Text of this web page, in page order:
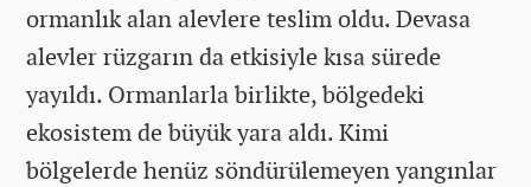
ormanlık alan alevlere teslim oldu. Devasa
alevler rüzgarın da etkisiyle kısa sürede
yayıldı. Ormanlarla birlikte, bölgedeki
ekosistem de büyük yara aldı. Kimi
bölgelerde henüz söndürülemeyen yangınlar